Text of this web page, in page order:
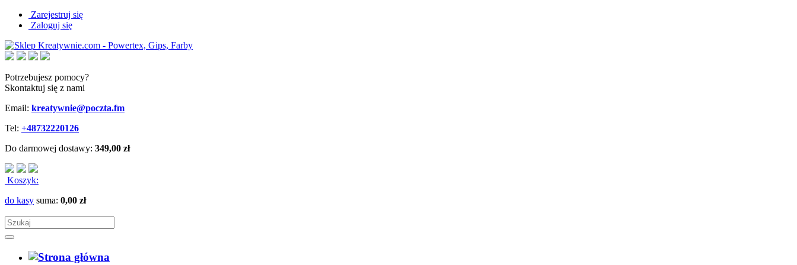
Zarejestruj się
Zaloguj się
Potrzebujesz pomocy?
Skontaktuj się z nami
Email: kreatywnie@poczta.fm
Tel: +48732220126
Do darmowej dostawy: 349,00 zł
Koszyk:
do kasy suma: 0,00 zł